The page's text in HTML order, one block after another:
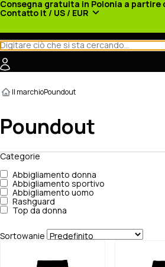
Consegna gratuita in Polonia a partire
Contatto it / US / EUR
Il marchioPoundout
Poundout
Categorie
Abbigliamento donna
Abbigliamento sportivo
Abbigliamento uomo
Rashguard
Top da donna
Sortowanie